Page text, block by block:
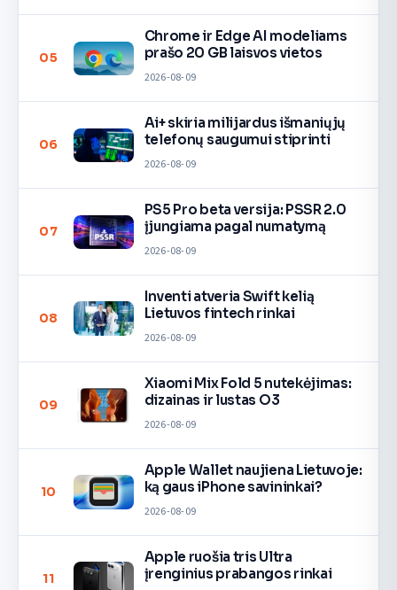
05
Chrome ir Edge AI modeliams
prašo 20 GB laisvos vietos
2026-08-09
06
Ai+ skiria milijardus išmaniųjų
telefonų saugumui stiprinti
2026-08-09
07
PS5 Pro beta versija: PSSR 2.0
įjungiama pagal numatymą
2026-08-09
08
Inventi atveria Swift kelią
Lietuvos fintech rinkai
2026-08-09
09
Xiaomi Mix Fold 5 nutekėjimas:
dizainas ir lustas O3
2026-08-09
10
Apple Wallet naujiena Lietuvoje:
ką gaus iPhone savininkai?
2026-08-09
11
Apple ruošia tris Ultra
įrenginius prabangos rinkai